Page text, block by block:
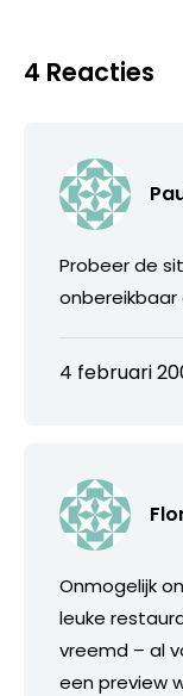
4 Reacties
Probeer de
onbereikbaar
4 februari
Onmogelijk
leuke
vreemd – al
een preview